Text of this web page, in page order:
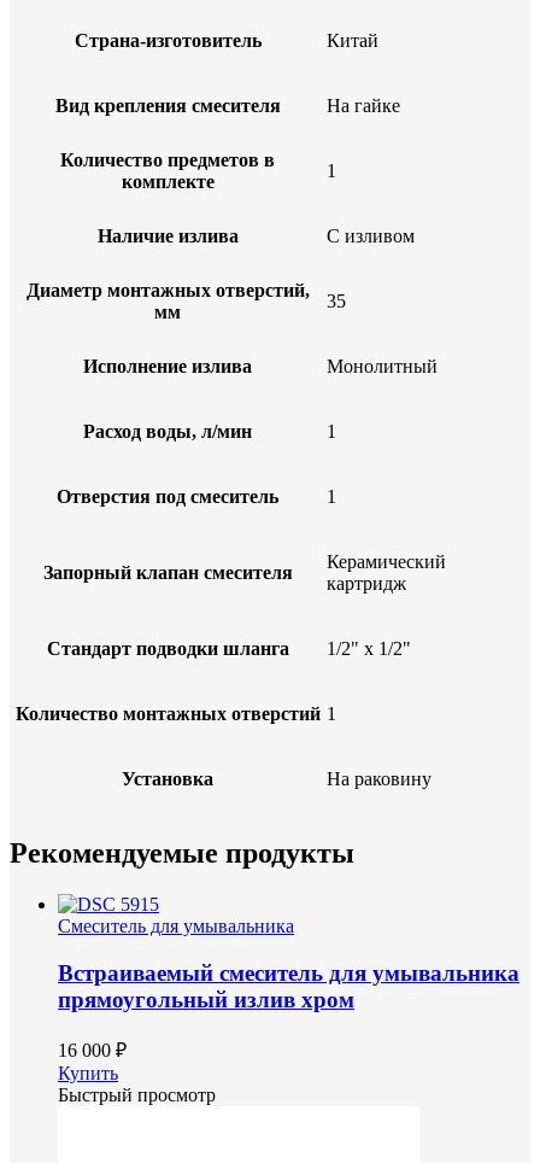
Страна-изготовитель Китай
Вид крепления смесителя На гайке
Количество предметов в
комплекте
1
Наличие излива С изливом
Диаметр монтажных отверстий,
мм
35
Исполнение излива Монолитный
Расход воды, л/мин 1
Отверстия под смеситель 1
Запорный клапан смесителя
Керамический
картридж
Стандарт подводки шланга 1/2" x 1/2"
Количество монтажных отверстий 1
Установка На раковину
Рекомендуемые продукты
Смеситель для умывальника
Встраиваемый смеситель для умывальника
прямоугольный излив хром
16 000 ₽
Купить
Быстрый просмотр